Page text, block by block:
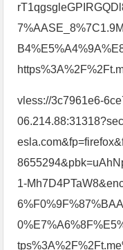
vless://3c7961e6-
1-